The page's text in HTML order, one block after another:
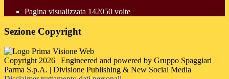
Pagina visualizzata 142050 volte
Sezione Copyright
Copyright 2026 | Engineered and powered by Gruppo Spaggiari
Parma S.p.A. | Divisione Publishing & New Social Media